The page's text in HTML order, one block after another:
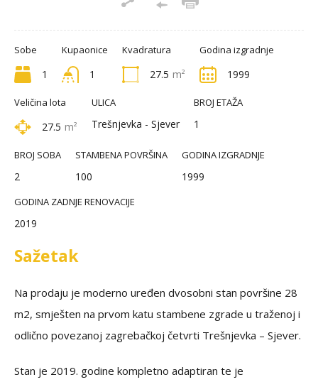
Sobe
1
Kupaonice
1
Kvadratura
27.5 m²
Godina izgradnje
1999
Veličina lota
27.5 m²
ULICA
Trešnjevka - Sjever
BROJ ETAŽA
1
BROJ SOBA
2
STAMBENA POVRŠINA
100
GODINA IZGRADNJE
1999
GODINA ZADNJE RENOVACIJE
2019
Sažetak
Na prodaju je moderno uređen dvosobni stan površine 28
m2, smješten na prvom katu stambene zgrade u traženoj i
odlično povezanoj zagrebačkoj četvrti Trešnjevka – Sjever.
Stan je 2019. godine kompletno adaptiran te je